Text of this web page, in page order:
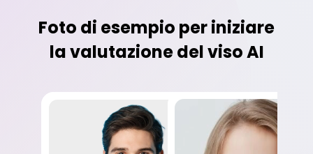
Foto di esempio per iniziare
la valutazione del viso AI